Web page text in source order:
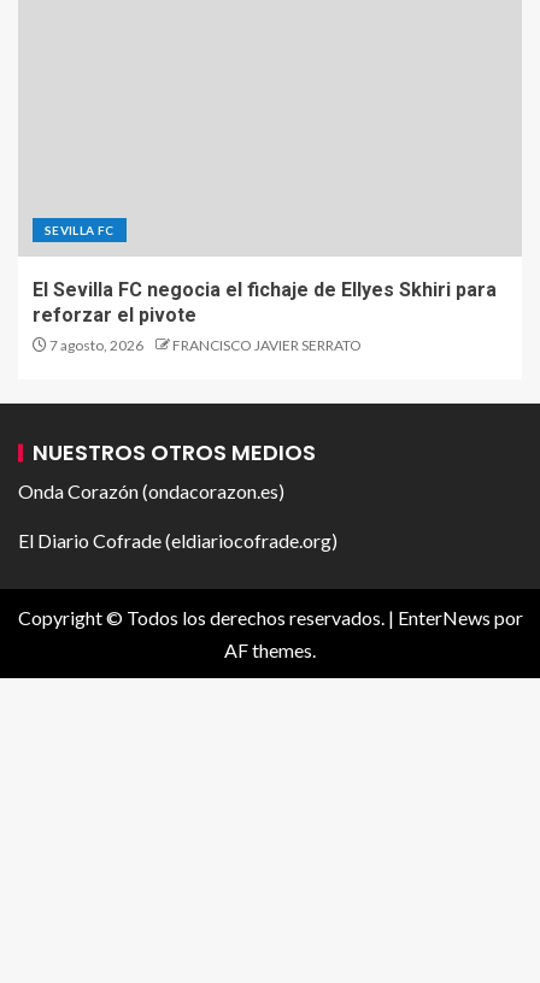
SEVILLA FC
El Sevilla FC negocia el fichaje de Ellyes Skhiri para
reforzar el pivote
7 agosto, 2026 FRANCISCO JAVIER SERRATO
NUESTROS OTROS MEDIOS
Onda Corazón (ondacorazon.es)
El Diario Cofrade (eldiariocofrade.org)
Copyright © Todos los derechos reservados. | EnterNews por
AF themes.